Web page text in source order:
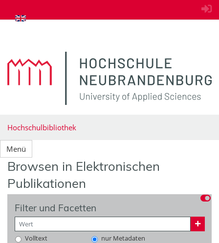
zum Inhalt springen
Hochschulbibliothek
Menü
Browsen in Elektronischen
Publikationen
Filter und Facetten
Volltext
nur Metadaten